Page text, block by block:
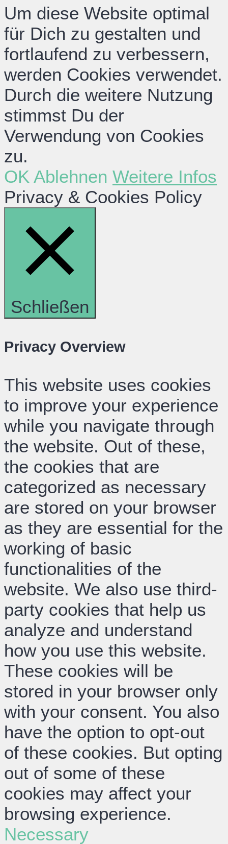
Um diese Website optimal
für Dich zu gestalten und
fortlaufend zu verbessern,
werden Cookies verwendet.
Durch die weitere Nutzung
stimmst Du der
Verwendung von Cookies
zu.
OK Ablehnen Weitere Infos
Privacy & Cookies Policy
Schließen
Privacy Overview
This website uses cookies
to improve your experience
while you navigate through
the website. Out of these,
the cookies that are
categorized as necessary
are stored on your browser
as they are essential for the
working of basic
functionalities of the
website. We also use third-
party cookies that help us
analyze and understand
how you use this website.
These cookies will be
stored in your browser only
with your consent. You also
have the option to opt-out
of these cookies. But opting
out of some of these
cookies may affect your
browsing experience.
Necessary